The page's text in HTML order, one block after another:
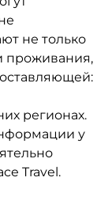
не только
проживания,
регионах.
у
Travel.